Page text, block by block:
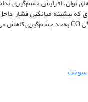
بیشینه‌ میانگین فشار